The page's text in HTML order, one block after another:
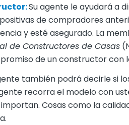
Su agente le ayudará a
de compradores
y esté asegurado. La
de Constructores de Casas
de un constructor con
también podrá decirle si
recorra el modelo con
Cosas como la